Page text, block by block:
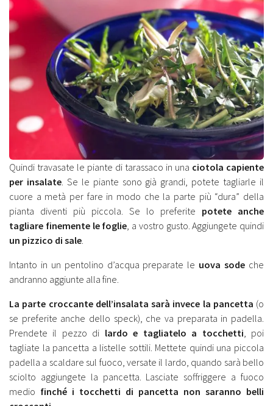
Quindi travasate le piante di tarassaco in una ciotola capiente
per insalate. Se le piante sono già grandi, potete tagliarle il
cuore a metà per fare in modo che la parte più “dura” della
pianta diventi più piccola. Se lo preferite potete anche
tagliare finemente le foglie , a vostro gusto. Aggiungete quindi
un pizzico di sale
Intanto in un pentolino d’acqua preparate le uova sode che
andranno aggiunte alla fine.
La parte croccante dell’insalata sarà invece la pancetta (o
se preferite anche dello speck), che va preparata in padella.
Prendete il pezzo di lardo e tagliatelo a tocchetti , poi
tagliate la pancetta a listelle sottili. Mettete quindi una piccola
padella a scaldare sul fuoco, versate il lardo, quando sarà bello
sciolto aggiungete la pancetta. Lasciate soffriggere a fuoco
medio finché i tocchetti di pancetta non saranno belli